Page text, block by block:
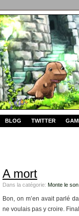
BLOG TWITTER
A mort
Dans la catégorie: Monte le son
Bon, on m’en avait parlé
ne voulais pas y croire.